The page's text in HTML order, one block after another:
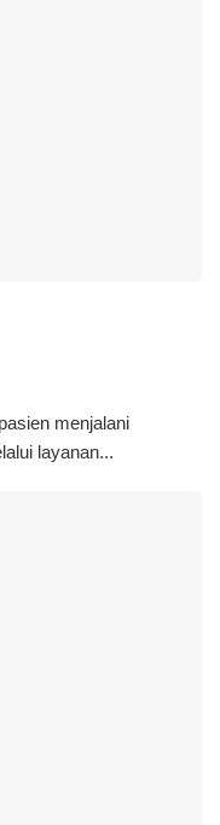
menjalani
layanan...